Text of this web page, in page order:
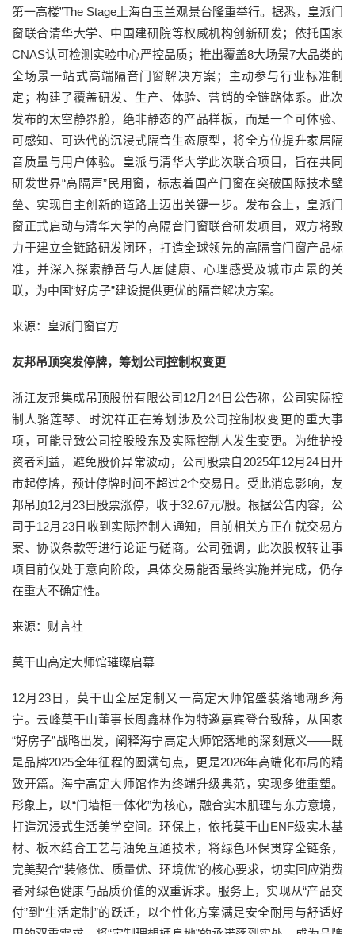
第一高楼”The Stage上海白玉兰观景台隆重举行。据悉，皇派门
窗联合清华大学、中国建研院等权威机构创新研发；依托国家
CNAS认可检测实验中心严控品质；推出覆盖8大场景7大品类的
全场景一站式高端隔音门窗解决方案；主动参与行业标准制
定；构建了覆盖研发、生产、体验、营销的全链路体系。此次
发布的太空静界舱，绝非静态的产品样板，而是一个可体验、
可感知、可迭代的沉浸式隔音生态原型，将全方位提升家居隔
音质量与用户体验。皇派与清华大学此次联合项目，旨在共同
研发世界“高隔声”民用窗，标志着国产门窗在突破国际技术壁
垒、实现自主创新的道路上迈出关键一步。发布会上，皇派门
窗正式启动与清华大学的高隔音门窗联合研发项目，双方将致
力于建立全链路研发闭环，打造全球领先的高隔音门窗产品标
准，并深入探索静音与人居健康、心理感受及城市声景的关
联，为中国“好房子”建设提供更优的隔音解决方案。
来源：皇派门窗官方
友邦吊顶突发停牌，筹划公司控制权变更
浙江友邦集成吊顶股份有限公司12月24日公告称，公司实际控
制人骆莲琴、时沈祥正在筹划涉及公司控制权变更的重大事
项，可能导致公司控股股东及实际控制人发生变更。为维护投
资者利益，避免股价异常波动，公司股票自2025年12月24日开
市起停牌，预计停牌时间不超过2个交易日。受此消息影响，友
邦吊顶12月23日股票涨停，收于32.67元/股。根据公告内容，公
司于12月23日收到实际控制人通知，目前相关方正在就交易方
案、协议条款等进行论证与磋商。公司强调，此次股权转让事
项目前仅处于意向阶段，具体交易能否最终实施并完成，仍存
在重大不确定性。
来源：财言社
莫干山高定大师馆璀璨启幕
12月23日，莫干山全屋定制又一高定大师馆盛装落地潮乡海
宁。云峰莫干山董事长周鑫林作为特邀嘉宾登台致辞，从国家
“好房子”战略出发，阐释海宁高定大师馆落地的深刻意义——既
是品牌2025全年征程的圆满句点，更是2026年高端化布局的精
致开篇。海宁高定大师馆作为终端升级典范，实现多维重塑。
形象上，以“门墙柜一体化”为核心，融合实木肌理与东方意境，
打造沉浸式生活美学空间。环保上，依托莫干山ENF级实木基
材、板木结合工艺与油免互通技术，将绿色环保贯穿全链条，
完美契合“装修优、质量优、环境优”的核心要求，切实回应消费
者对绿色健康与品质价值的双重诉求。服务上，实现从“产品交
付”到“生活定制”的跃迁，以个性化方案满足安全耐用与舒适好